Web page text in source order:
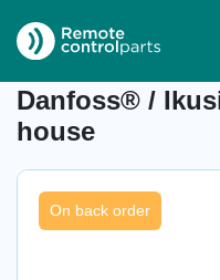
Item number: 04.815.1
Danfoss® /
house
On back order